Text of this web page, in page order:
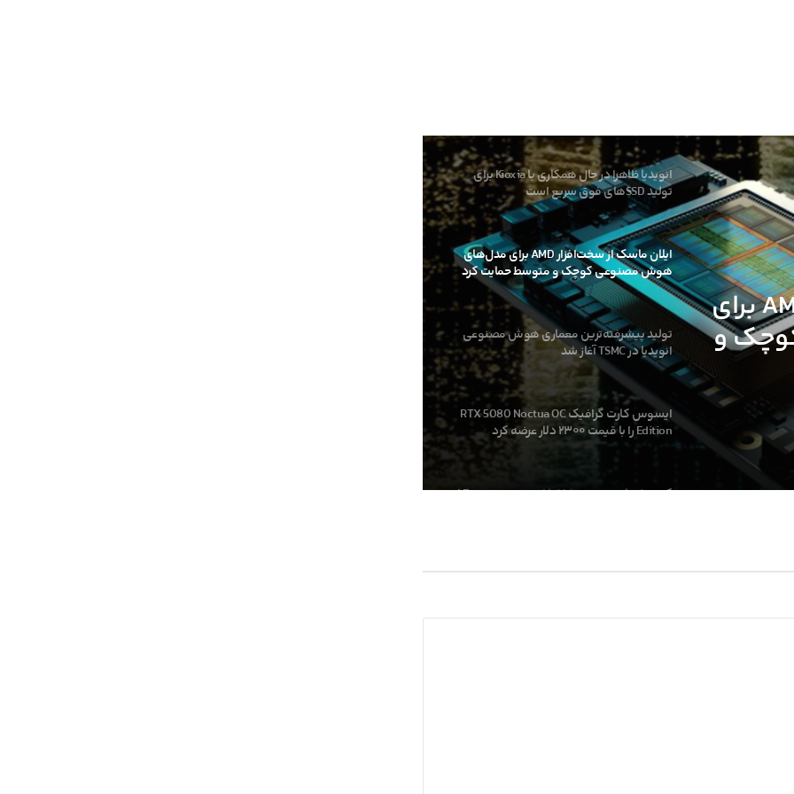
ایلان ماسک از سخت‌افزار AMD برای
و
هوش
انویدیا ظاهرا در حال همکاری با Kioxia برای
تولید SSDهای فوق سریع است
ایلان ماسک از سخت‌افزار AMD برای مدل‌های
هوش مصنوعی کوچک و متوسط حمایت کرد
تولید پیشرفته‌ترین معماری هوش مصنوعی
انویدیا در TSMC آغاز شد
ایسوس کارت گرافیک RTX 5080 Noctua OC
Edition را با قیمت ۲۳۰۰ دلار عرضه کرد
کنسول بازی جدید Valve با اسم رمز Fremont از
انویدیا ظاهرا در حال همکاری با Kioxia برای